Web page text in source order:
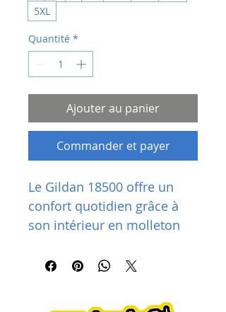
5XL
Quantité *
Ajouter au panier
Commander et payer
Le Gildan 18500 offre un
confort quotidien grâce à
son intérieur en molleton
et résistante.  Son tissu
fait un choix fiable pour les